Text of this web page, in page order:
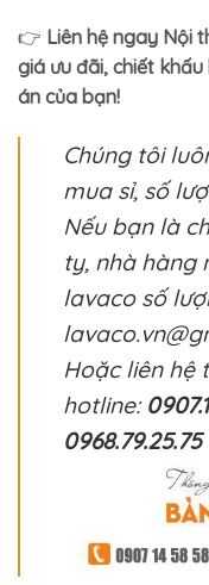
👉 Liên hệ ngay Nội
giá ưu đãi, chiết
án của bạn!
Chúng tôi
mua sỉ, số
Nếu bạn là
ty, nhà hàng
lavaco số
Hoặc liên hệ
hotline:
0968.79.25.75